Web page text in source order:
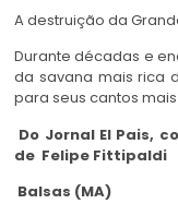
A destruição da
Durante décadas e
da savana mais rica
para seus cantos
Do Jornal El Pais,
de Felipe Fittipaldi
Balsas (MA)